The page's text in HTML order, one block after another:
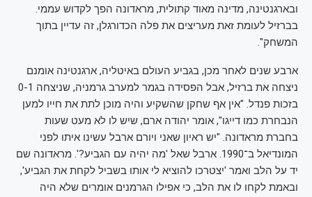
ובארגנטינה, מדינה מאוד קתולית, מראדונה הפך לקדוש עממי.
בברזיל לעומת זאת מעריצים את פלה הכדורגלן, זה עדיין בתוך
המשחק".
ארבע שנים לאחר מכן, בגביע העולם באיטליה, ארגנטינה אומנם
ניצחה את ברזיל, אבל הפסידה בגמר למערב גרמניה, שניצחה 0-1
בזכות פנדל. "אין אף שחקן שהשקיע והיה מוכן לתת את חייו למען
הנבחרת כמו דייגו", אומר יהודה ארם, שיש לו לא מעט שעות
בחברת מראדונה. "יש ראיון שאני ויורם ארבל עשינו איתו לפני
המונדיאל ב־1990. ארבל שאל 'מה יהיה עם הגביע?'. מראדונה שם
יד על הלב ואמר 'יצטרכו להוציא לי אותו בשביל לקחת את הגביע',
ובאמת לקחו לו את הלב, כי אפילו הגרמנים אומרים שלא היה